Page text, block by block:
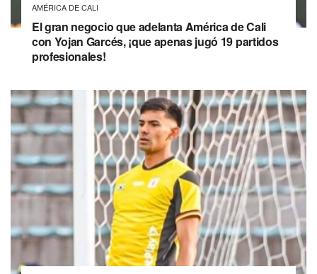
AMÉRICA DE CALI
El gran negocio que adelanta América de Cali
con Yojan Garcés, ¡que apenas jugó 19 partidos
profesionales!